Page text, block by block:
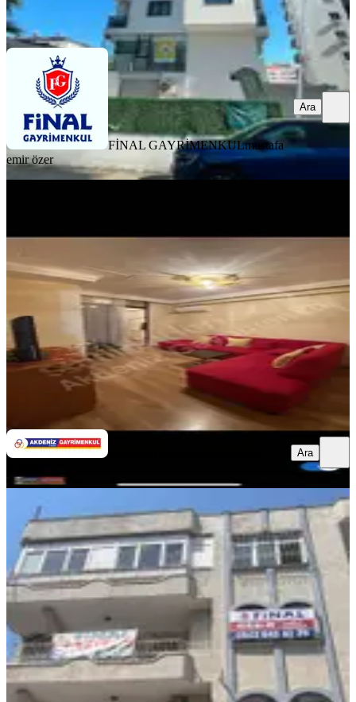
Ara
FİNAL GAYRİMENKULmustafa
emir özer
Ara
Seyhan, Reşatbey Mahallesi
1+1·55 m² ·5. Kat·06.08.2026
22.000 ₺
Akdeniz Gayrimenkul Mehmet Kızmaz
Ara
Şakirpaşa Caddesi Üzerinde Xx Large
Masrafsız 3+1 Daire
Seyhan, Şakirpaşa Mahallesi
3+1·175 m² Müstakil 06.08.2026
11.000 ₺
FİNAL GAYRİMENKUL mustafa emir özer